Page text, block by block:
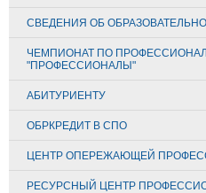
СВЕДЕНИЯ ОБ
ЧЕМПИОНАТ ПО
"ПРОФЕССИОНАЛЫ"
АБИТУРИЕНТУ
ОБРКРЕДИТ В СПО
ЦЕНТР ОПЕРЕЖАЮЩЕЙ
РЕСУРСНЫЙ ЦЕНТР